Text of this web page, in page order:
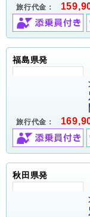
旅行代金：
福島県発
旅行代金：
秋田県発